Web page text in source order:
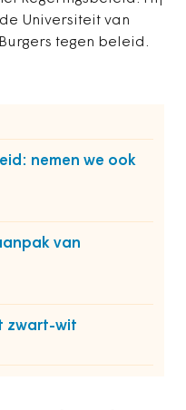
Universiteit van
tegen beleid.
nemen we ook
van
zwart-wit